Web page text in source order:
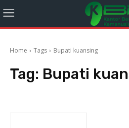
Home Tags Bupati kuansing
Tag: Bupati